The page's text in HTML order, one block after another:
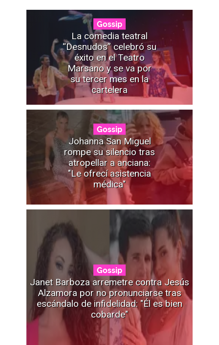
Gossip
La comedia teatral
“Desnudos” celebró su
éxito en el Teatro
Marsano y se va por
su tercer mes en la
cartelera
Gossip
Johanna San Miguel
rompe su silencio tras
atropellar a anciana:
"Le ofrecí asistencia
médica"
Gossip
Janet Barboza arremetre contra Jesús
Alzamora por no pronunciarse tras
escándalo de infidelidad: "Él es bien
cobarde"